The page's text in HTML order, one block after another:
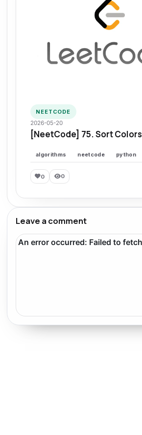
NEETCODE
2026-05-20
[NeetCode] 75. Sort Colors
algorithms neetcode python
0 0
Leave a comment